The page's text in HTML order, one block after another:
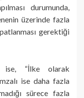
durumunda,
üzerinde fazla
ge­rektiği
ise, “İlke olarak
ise daha fazla
sürece fazla